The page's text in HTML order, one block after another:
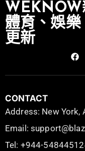
WEKNOW
體育、娛
更新
CONTACT
Address: New York,
Email:
Tel: +944-